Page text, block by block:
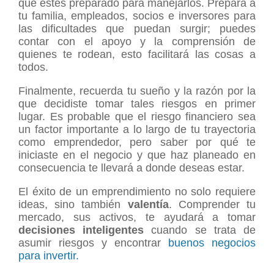
que estés preparado para manejarlos. Prepara a
tu familia, empleados, socios e inversores para
las dificultades que puedan surgir; puedes
contar con el apoyo y la comprensión de
quienes te rodean, esto facilitará las cosas a
todos.
Finalmente, recuerda tu sueño y la razón por la
que decidiste tomar tales riesgos en primer
lugar. Es probable que el riesgo financiero sea
un factor importante a lo largo de tu trayectoria
como emprendedor, pero saber por qué te
iniciaste en el negocio y que haz planeado en
consecuencia te llevará a donde deseas estar.
El éxito de un emprendimiento no solo requiere
ideas, sino también valentía. Comprender tu
mercado, sus activos, te ayudará a tomar
decisiones inteligentes cuando se trata de
asumir riesgos y encontrar buenos negocios
para invertir.